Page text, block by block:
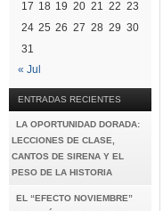
17 18 19 20 21 22 23
24 25 26 27 28 29 30
31
« Jul
ENTRADAS RECIENTES
LA OPORTUNIDAD DORADA:
LECCIONES DE CLASE,
CANTOS DE SIRENA Y EL
PESO DE LA HISTORIA
EL “EFECTO NOVIEMBRE”